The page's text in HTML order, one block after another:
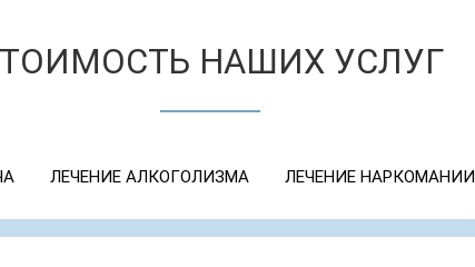
НАШИХ УСЛУГ
ЛЕЧЕНИЕ АЛКОГОЛИЗМА ЛЕЧЕНИЕ НАРКОМАНИИ